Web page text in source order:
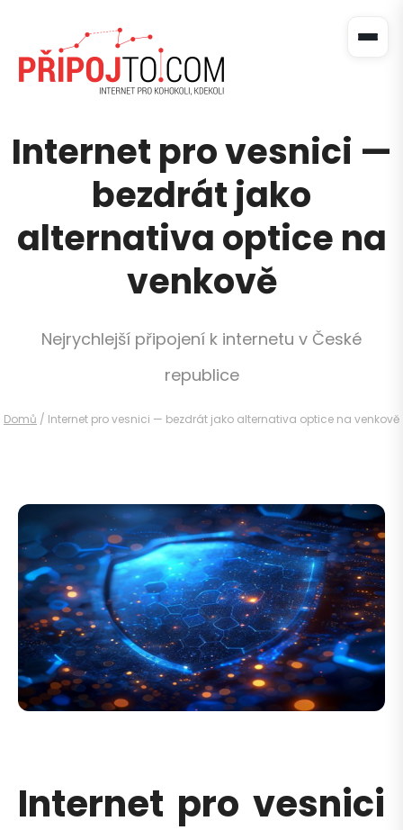
Internet pro vesnici —
bezdrát jako
alternativa optice na
venkově
Nejrychlejší připojení k internetu v České
republice
Domů / Internet pro vesnici — bezdrát jako alternativa optice na venkově
Internet pro vesnici